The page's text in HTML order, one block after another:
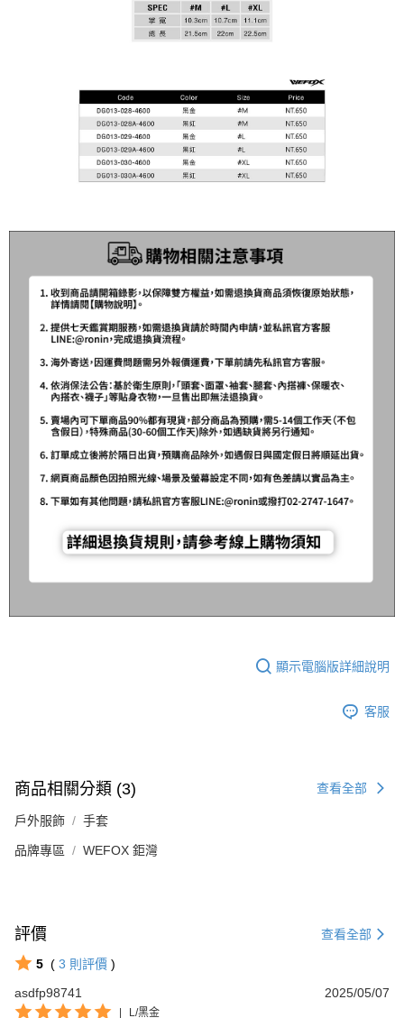
顯示電腦版詳細說明
客服
商品相關分類 (3) 查看全部
戶外服飾 手套
品牌專區 WEFOX 鉅灣
評價 查看全部
5 ( 3 則評價 )
asdfp98741
2025/05/07
L/黑金